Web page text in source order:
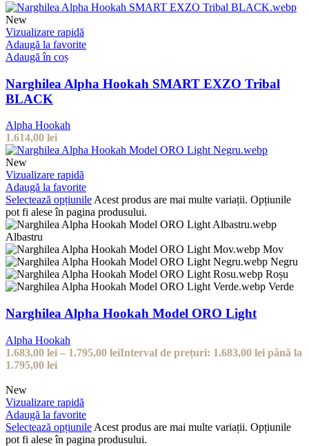
New
Vizualizare rapidă
Adaugă la favorite
Adaugă în coș
Narghilea Alpha Hookah SMART EXZO Tribal
BLACK
Alpha Hookah
1.614,00 lei
New
Vizualizare rapidă
Adaugă la favorite
Selectează opțiunileAcest produs are mai multe variații. Opțiunile
pot fi alese în pagina produsului.
Albastru
Mov
Negru
Roșu
Verde
Narghilea Alpha Hookah Model ORO Light
Alpha Hookah
1.683,00 lei – 1.795,00 leiInterval de prețuri: 1.683,00 lei până la
1.795,00 lei
New
Vizualizare rapidă
Adaugă la favorite
Selectează opțiunile Acest produs are mai multe variații. Opțiunile
pot fi alese în pagina produsului.